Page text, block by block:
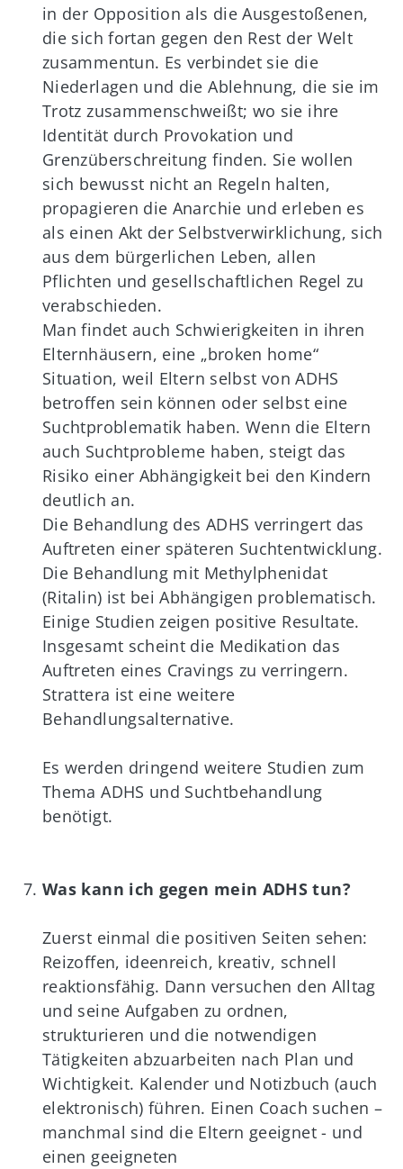
in der Opposition als die Ausgestoßenen,
die sich fortan gegen den Rest der Welt
zusammentun. Es verbindet sie die
Niederlagen und die Ablehnung, die sie im
Trotz zusammenschweißt; wo sie ihre
Identität durch Provokation und
Grenzüberschreitung finden. Sie wollen
sich bewusst nicht an Regeln halten,
propagieren die Anarchie und erleben es
als einen Akt der Selbstverwirklichung, sich
aus dem bürgerlichen Leben, allen
Pflichten und gesellschaftlichen Regel zu
verabschieden.
Man findet auch Schwierigkeiten in ihren
Elternhäusern, eine „broken home“
Situation, weil Eltern selbst von ADHS
betroffen sein können oder selbst eine
Suchtproblematik haben. Wenn die Eltern
auch Suchtprobleme haben, steigt das
Risiko einer Abhängigkeit bei den Kindern
deutlich an.
Die Behandlung des ADHS verringert das
Auftreten einer späteren Suchtentwicklung.
Die Behandlung mit Methylphenidat
(Ritalin) ist bei Abhängigen problematisch.
Einige Studien zeigen positive Resultate.
Insgesamt scheint die Medikation das
Auftreten eines Cravings zu verringern.
Strattera ist eine weitere
Behandlungsalternative.
Es werden dringend weitere Studien zum
Thema ADHS und Suchtbehandlung
benötigt.
Was kann ich gegen mein ADHS tun?
Zuerst einmal die positiven Seiten sehen:
Reizoffen, ideenreich, kreativ, schnell
reaktionsfähig. Dann versuchen den Alltag
und seine Aufgaben zu ordnen,
strukturieren und die notwendigen
Tätigkeiten abzuarbeiten nach Plan und
Wichtigkeit. Kalender und Notizbuch (auch
elektronisch) führen. Einen Coach suchen –
manchmal sind die Eltern geeignet - und
einen geeigneten